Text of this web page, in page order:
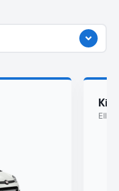
Kia
Eller